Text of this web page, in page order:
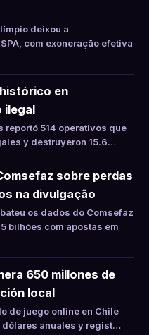
deixou a
com exoneração efetiva
en
ilegal
514 operativos que
y destruyeron 15.6…
sobre perdas
na divulgação
os dados do Comsefaz
bilhões com apostas em
650 millones de
local
de juego online en Chile
dólares anuales y regist…